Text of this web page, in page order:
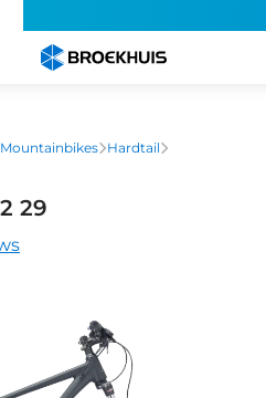
Mountainbikes Hardtail
29